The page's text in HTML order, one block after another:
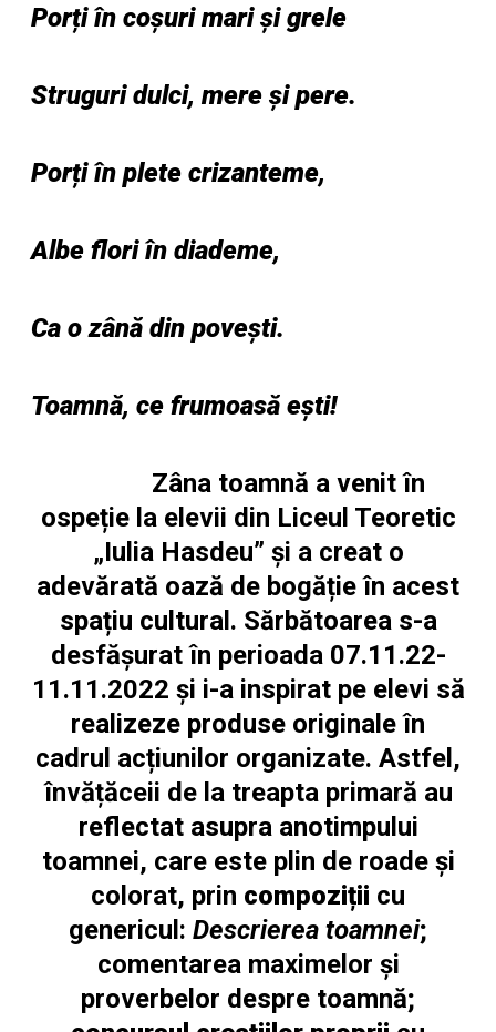
Porți în coșuri mari și grele
Struguri dulci, mere și pere.
Porți în plete crizanteme,
Albe flori în diademe,
Ca o zână din povești.
Toamnă, ce frumoasă ești!
Zâna toamnă a venit în
ospeție la elevii din Liceul Teoretic
„Iulia Hasdeu” și a creat o
adevărată oază de bogăție în acest
spațiu cultural. Sărbătoarea s-a
desfășurat în perioada 07.11.22-
11.11.2022 și i-a inspirat pe elevi să
realizeze produse originale în
cadrul acțiunilor organizate. Astfel,
învățăceii de la treapta primară au
reflectat asupra anotimpului
toamnei, care este plin de roade și
colorat, prin compoziții cu
genericul: Descrierea toamnei;
comentarea maximelor și
proverbelor despre toamnă;